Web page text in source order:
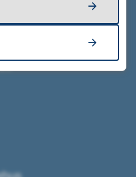
964 965 781
07 10003